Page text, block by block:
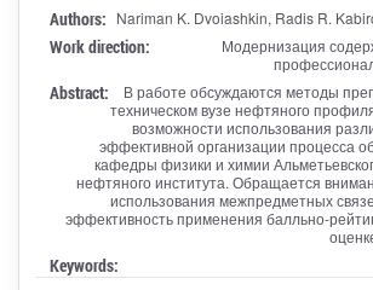
Authors: Nariman K. Dvoiashkin, Radis R.
Work direction:
Модернизация
Abstract:
В работе обсуждаются методы
техническом вузе нефтяного
возможности использования
эффективной организации процесса
кафедры физики и химии
нефтяного института. Обращается
использования межпредметных
эффективность применения балльно-
Keywords: